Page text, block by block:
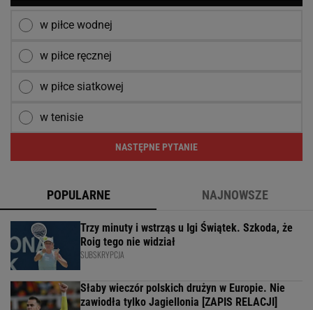
w piłce wodnej
w piłce ręcznej
w piłce siatkowej
w tenisie
NASTĘPNE PYTANIE
POPULARNE NAJNOWSZE
Trzy minuty i wstrząs u Igi Świątek. Szkoda, że
Roig tego nie widział
SUBSKRYPCJA
Słaby wieczór polskich drużyn w Europie. Nie
zawiodła tylko Jagiellonia [ZAPIS RELACJI]